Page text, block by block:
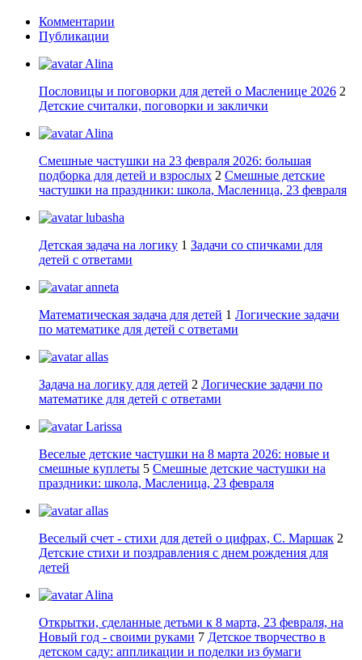
Комментарии
Публикации
Alina
Пословицы и поговорки для детей о Масленице 2026 2
Детские считалки, поговорки и заклички
Alina
Смешные частушки на 23 февраля 2026: большая
подборка для детей и взрослых 2 Смешные детские
частушки на праздники: школа, Масленица, 23 февраля
lubasha
Детская задача на логику 1 Задачи со спичками для
детей с ответами
anneta
Математическая задача для детей 1 Логические задачи
по математике для детей с ответами
allas
Задача на логику для детей 2 Логические задачи по
математике для детей с ответами
Larissa
Веселые детские частушки на 8 марта 2026: новые и
смешные куплеты 5 Смешные детские частушки на
праздники: школа, Масленица, 23 февраля
allas
Веселый счет - стихи для детей о цифрах, С. Маршак 2
Детские стихи и поздравления с днем рождения для
детей
Alina
Открытки, сделанные детьми к 8 марта, 23 февраля, на
Новый год - своими руками 7 Детское творчество в
детском саду: аппликации и поделки из бумаги